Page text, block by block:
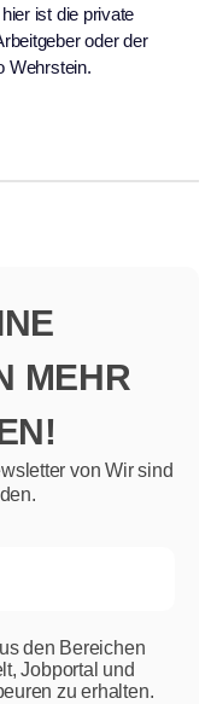
ist die private
oder der
Wehrstein.
MEHR
von Wir sind
den Bereichen
Jobportal und
zu erhalten.